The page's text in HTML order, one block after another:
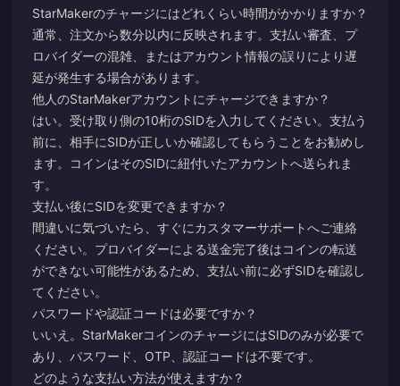
StarMakerのチャージにはどれくらい時間がかかりますか？
通常、注文から数分以内に反映されます。支払い審査、プ
ロバイダーの混雑、またはアカウント情報の誤りにより遅
延が発生する場合があります。
他人のStarMakerアカウントにチャージできますか？
はい。受け取り側の10桁のSIDを入力してください。支払う
前に、相手にSIDが正しいか確認してもらうことをお勧めし
ます。コインはそのSIDに紐付いたアカウントへ送られま
す。
支払い後にSIDを変更できますか？
間違いに気づいたら、すぐにカスタマーサポートへご連絡
ください。プロバイダーによる送金完了後はコインの転送
ができない可能性があるため、支払い前に必ずSIDを確認し
てください。
パスワードや認証コードは必要ですか？
いいえ。StarMakerコインのチャージにはSIDのみが必要で
あり、パスワード、OTP、認証コードは不要です。
どのような支払い方法が使えますか？